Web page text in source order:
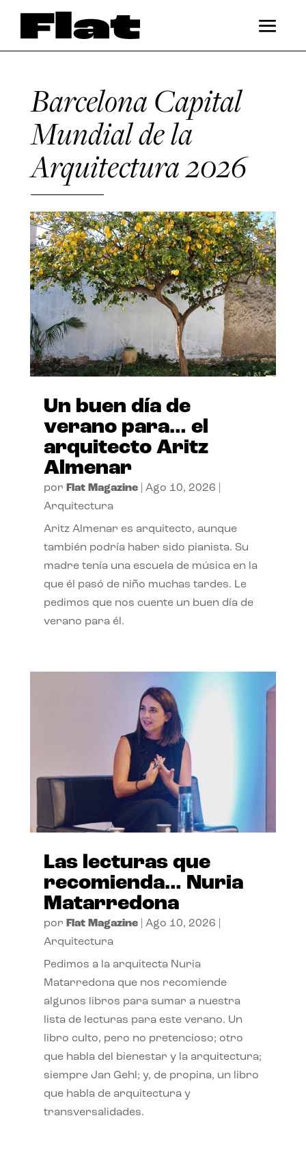
Barcelona Capital
Mundial de la
Arquitectura 2026
Un buen día de
verano para… el
arquitecto Aritz
Almenar
por Flat Magazine| Ago 10, 2026
Arquitectura
Aritz Almenar es arquitecto, aunque
también podría haber sido pianista. Su
madre tenía una escuela de música en la
que él pasó de niño muchas tardes. Le
pedimos que nos cuente un buen día de
verano para él.
Las lecturas que
recomienda… Nuria
Matarredona
por Flat Magazine| Ago 10, 2026
Arquitectura
Pedimos a la arquitecta Nuria
Matarredona que nos recomiende
algunos libros para sumar a nuestra
lista de lecturas para este verano. Un
libro culto, pero no pretencioso; otro
que habla del bienestar y la arquitectura;
siempre Jan Gehl; y, de propina, un libro
que habla de arquitectura y
transversalidades.